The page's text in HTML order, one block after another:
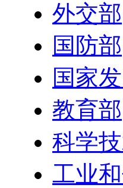
外交部
国防部
国家
教育部
科学
工业